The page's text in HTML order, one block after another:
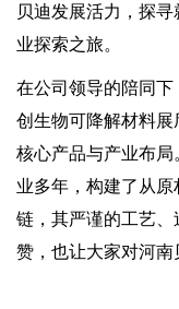
贝迪发展活力，探
业探索之旅。
在公司领导的陪同
创生物可降解材料展
核心产品与产业布
业多年，构建了从
链，其严谨的工艺
赞，也让大家对河南